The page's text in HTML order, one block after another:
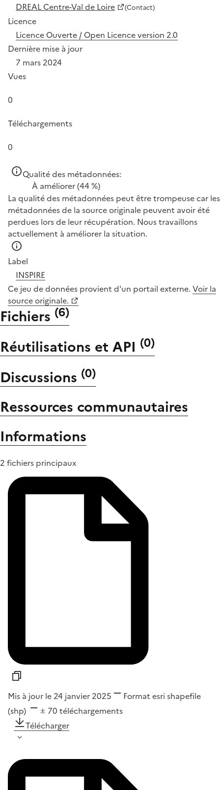
DREAL Centre-Val de Loire
(Contact)
Licence
Licence Ouverte / Open Licence version 2.0
Dernière mise à jour
7 mars 2024
Vues
0
Téléchargements
0
Qualité des métadonnées:
À améliorer(44 %)
La qualité des métadonnées peut être trompeuse car les
métadonnées de la source originale peuvent avoir été
perdues lors de leur récupération. Nous travaillons
actuellement à améliorer la situation.
Label
INSPIRE
Ce jeu de données provient d'un portail externe. Voir la
source originale.
Fichiers (6)
Réutilisations et API (0)
Discussions (0)
Ressources communautaires
Informations
2 fichiers principaux
Mis à jour le 24 janvier 2025 Format esri shapefile
(shp)
70 téléchargements
Télécharger